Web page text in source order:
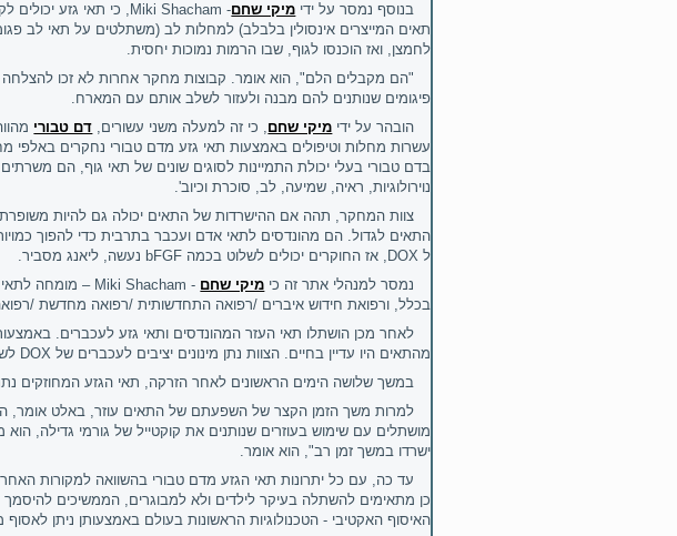
בנוסף נמסר על ידי מיקי שחםMiki Shacham -
, כי
תאים המייצרים אינסולין בלבלב) למחלות לב (משתלטים על תאי לב
לחמצן, ואז הוכנסו לגוף, שבו הרמות נמוכות יחסית.
"הם מקבלים הלם", הוא אומר. קבוצות מחקר אחרות לא זכו
פיגומים שנותנים להם מבנה ולעזור לשלב אותם עם המארח.
הובהר על ידי מיקי שחם, כי זה למעלה משני עשורים, דם טבורי
עשרות מחלות וטיפולים באמצעות תאי גזע מדם טבורי נחקרים באלפי
בדם טבורי בעלי יכולת התמיינות לסוגים שונים של תאי גוף, הם
נוירולוגיות, ראיה, שמיעה, לב, סוכרת וכיוב'.
צוות המחקר, תהה אם ההישרדות של התאים יכולה גם להיות
התאים לגדול. הם מהונדסים לתאי אדם ועכבר בתרבית כדי להפוך
ל DOX , אז החוקרים יכולים לשלוט בכמה bFGF נעשה, ליאנג מסביר.
נמסר למנהלי אתר זה כי מיקי שחם Miki Shacham -– מומחה לתאי
בכלל, ורפואת חידוש איברים /רפואה התחדשותית /רפואה מחדשת /
לאחר מכן הושתלו תאי העזר המהונדסים ותאי גזע לעכברים.
מהתאים היו עדיין בחיים. הצוות נתן מינונים יציבים לעכברים של DOX
במשך שלושה הימים הראשונים לאחר הזרקה, תאי הגזע המחוזקים
למרות משך הזמן הקצר של השפעתם של התאים עוזר, באלט אומר,
מושתלים עם שימוש בעוזרים שנותנים את קוקטייל של גורמי גדילה,
ישרדו במשך זמן רב", הוא אומר.
עד כה, עם כל יתרונות תאי הגזע מדם טבורי בהשוואה למקורות
כן מתאימים להשתלה בעיקר לילדים ולא למבוגרים, הממשיכים להיסמך
האיסוף האקטיבי - הטכנולוגיות הראשונות בעולם באמצעותן ניתן לאסוף מספר תאי